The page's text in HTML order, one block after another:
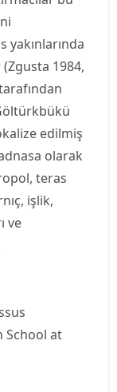
1984,
edilmiş
olarak
teras
işlik,
ve
School at